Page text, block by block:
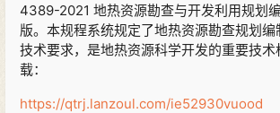
4389-2021 地热资源勘查与开发利用规划
版。本规程系统规定了地热资源勘查规划编
技术要求，是地热资源科学开发的重要技
载：
https://qtrj.lanzoul.com/ie52930vuood